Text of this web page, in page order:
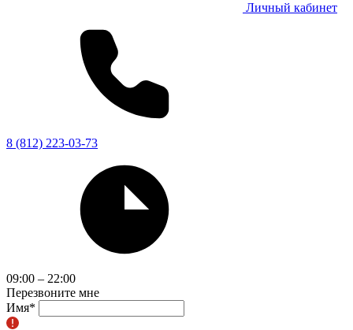
Личный кабинет
8 (812) 223-03-73
09:00 – 22:00
Перезвоните мне
Имя*